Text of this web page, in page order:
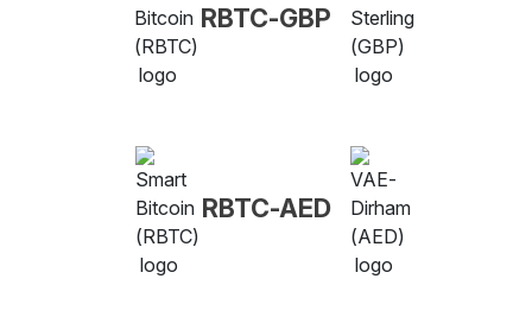
RBTC-GBP
RBTC-AED